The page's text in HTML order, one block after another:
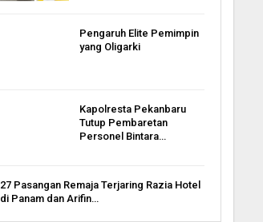
Pengaruh Elite Pemimpin
yang Oligarki
Kapolresta Pekanbaru
Tutup Pembaretan
Personel Bintara…
27 Pasangan Remaja Terjaring Razia Hotel
di Panam dan Arifin…